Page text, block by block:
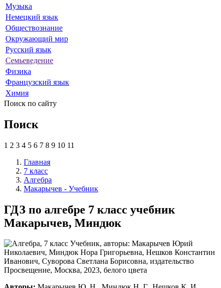
Музыка
Немецкий язык
Обществознание
Окружающий мир
Русский язык
Семьеведение
Физика
Французский язык
Химия
Поиск по сайту
Поиск
1 2 3 4 5 6 7 8 9 10 11
Главная
7 класс
Алгебра
Макарычев - Учебник
ГДЗ по алгебре 7 класс учебник
Макарычев, Миндюк